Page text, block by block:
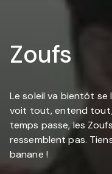
Zoufs
Le soleil va bientôt
voit tout, entend
temps passe, les
ressemblent pas.
banane !